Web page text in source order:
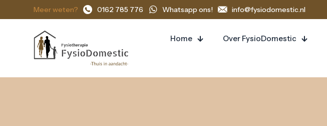
Meer weten? 0162 785 776 Whatsapp ons! info@fysiodomestic.nl
Home Over FysioDomestic